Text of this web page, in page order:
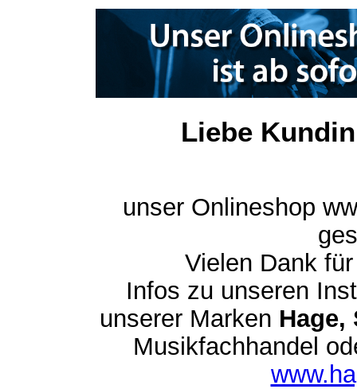
Liebe
unser Onlineshop
Vielen Dank
Infos zu unseren
unserer Marken Hage,
Musikfachhandel